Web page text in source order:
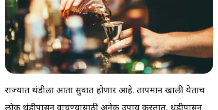
राज्यात थंडीला आता सुरूवात होणार आहे. तापमान खाली येताच
लोक थंडीपासून वाचण्यासाठी अनेक उपाय करतात. थंडीपासून